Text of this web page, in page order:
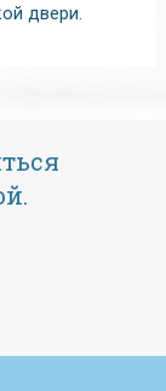
двери.